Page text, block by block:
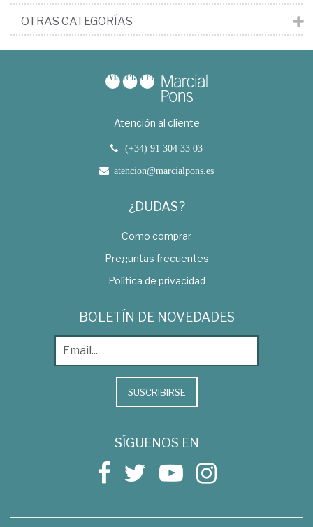
OTRAS CATEGORÍAS
Atención al cliente
(+34) 91 304 33 03
atencion@marcialpons.es
¿DUDAS?
Como comprar
Preguntas frecuentes
Política de privacidad
BOLETÍN DE NOVEDADES
SUSCRIBIRSE
SÍGUENOS EN